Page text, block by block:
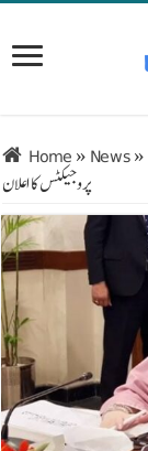
Home » News»
پروجیکٹس کا اعلان